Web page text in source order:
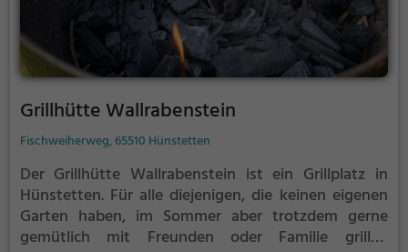
Grillhütte Wallrabenstein
Fischweiherweg, 65510 Hünstetten
Der Grillhütte Wallrabenstein ist ein Grillplatz in
Hünstetten. Für alle diejenigen, die keinen eigenen
Garten haben, im Sommer aber trotzdem gerne
gemütlich mit Freunden oder Familie grillen